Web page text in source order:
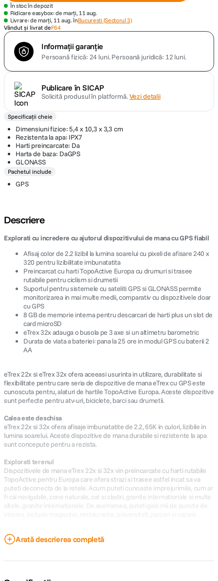
8. dji mic mini
9. dji osmo
În stoc în depozit
Ridicare easybox: de marți, 11 aug.
Livrare: de marți, 11 aug. înBucuresti (Sectorul 3)
Vândut și livrat deF64
Informații garanție
Persoană fizică: 24 luni.Persoană juridică: 12 luni.
Publicare în SICAP
Solicită produsul în platformă.Vezi detalii
Specificații cheie
Dimensiuni fizice: 5,4 x 10,3 x 3,3 cm
Rezistenta la apa: IPX7
Harti preincarcate: Da
Harta de baza: DaGPS
GLONASS
Pachetul include
GPS
Descriere
Explorati cu incredere cu ajutorul dispozitivului de mana cu GPS fiabil
Afisaj color de 2.2 lizibil la lumina soarelui cu pixeli de afisare 240 x
320 pentru lizibilitate imbunatatita
Preincarcat cu harti TopoActive Europa cu drumuri si trasee
rutabile pentru ciclism si drumetii
Suportul pentru sistemele cu sateliti GPS si GLONASS permite
monitorizarea in mai multe medii, comparativ cu dispozitivele doar
cu GPS
8 GB de memorie interna pentru descarcari de harti plus un slot de
card microSD
eTrex 32x adauga o busola pe 3 axe si un altimetru barometric
Durata de viata a bateriei: pana la 25 ore in modul GPS cu baterii 2
AA
eTrex 22x si eTrex 32x ofera aceeasi usurinta in utilizare, durabilitate si
flexibilitate pentru care seria de dispozitive de mana eTrex cu GPS este
cunoscuta pentru, alaturi de hartile TopoActive Europa. Aceste dispozitive
sunt perfecte pentru atv-uri, biciclete, barci sau drumetii.
Calea este deschisa
eTrex 22x si 32x ofera afisaje imbunatatite de 2.2, 65K in culori, lizibile in
lumina soarelui. Aceste dispozitive de mana durabile si rezistente la apa
sunt concepute pentru a rezista.
Explorati terenul
Dispozitivele de mana eTrex 22x si 32x vin preincarcate cu harti rutabile
TopoActive pentru Europa care ofera strazi si trasee astfel incat sa va
puteti deconecta de la retele. Acum puteti cunoaste imprejurimile, cum ar
fi cai navigabile, zone naturale, cat si cladiri, granite internationale si multe
altele, granite internationale. De asemenea, puteti gasi mii de puncte de
Pastrati semnalul
Seria eTrex utilizeaza atat sistemele prin satelit cu GPS si GLONASS, astfel
Arată descrierea completă